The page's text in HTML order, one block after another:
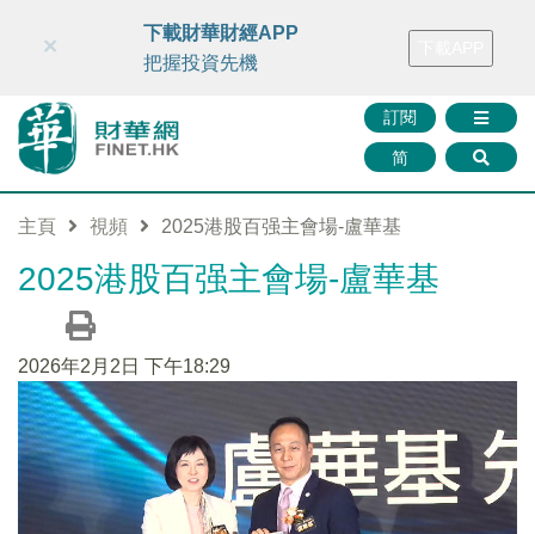
財華智庫網 FINTV FINMETA 財華證券 媒體矩陣
訂閱
简
×
下載財華財經APP
把握投資先機
主頁 視頻 2025港股百强主會場-盧華基
2025港股百强主會場-盧華基
2026年2月2日 下午18:29